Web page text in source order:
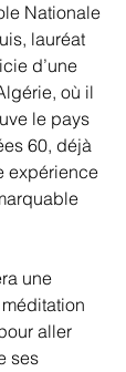
Nationale
lauréat
d’une
où il
le pays
60, déjà
expérience
une
aller
ses